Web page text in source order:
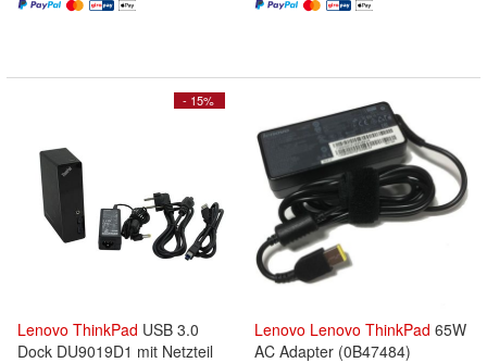
- 15%
Lenovo ThinkPad USB 3.0
Dock DU9019D1 mit Netzteil
Lenovo Lenovo ThinkPad 65W
AC Adapter (0B47484)